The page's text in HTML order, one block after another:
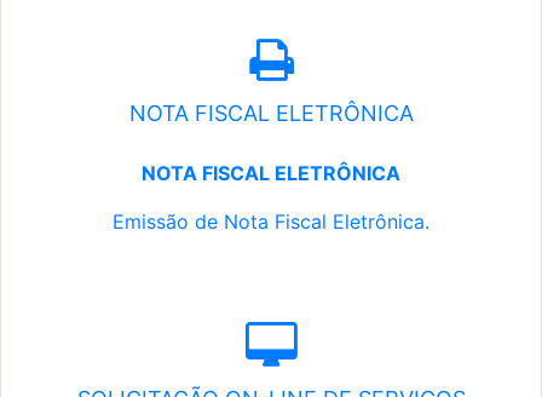
NOTA FISCAL ELETRÔNICA
NOTA FISCAL ELETRÔNICA
Emissão de Nota Fiscal Eletrônica.